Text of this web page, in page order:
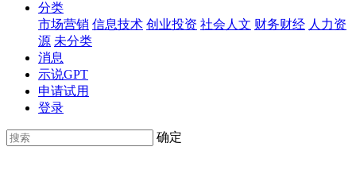
分类
市场营销 信息技术 创业投资 社会人文 财务财经 人力资
源 未分类
消息
示说GPT
申请试用
登录
确定